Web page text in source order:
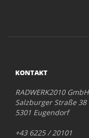
KONTAKT
RADWERK2010 GmbH
Salzburger Straße 38
5301 Eugendorf
+43 6225 / 20101